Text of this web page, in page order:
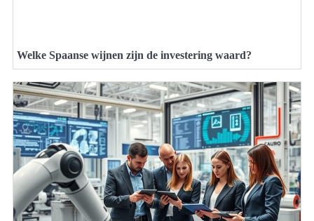
Welke Spaanse wijnen zijn de investering waard?